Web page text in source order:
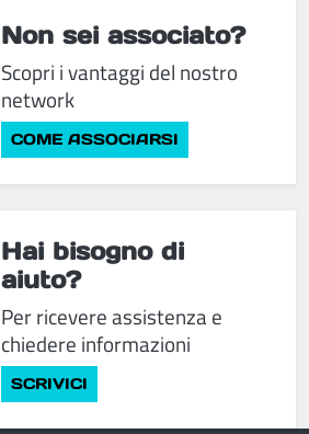
Non sei associato?
Scopri i vantaggi del nostro
network
COME ASSOCIARSI
Hai bisogno di
aiuto?
Per ricevere assistenza e
chiedere informazioni
SCRIVICI